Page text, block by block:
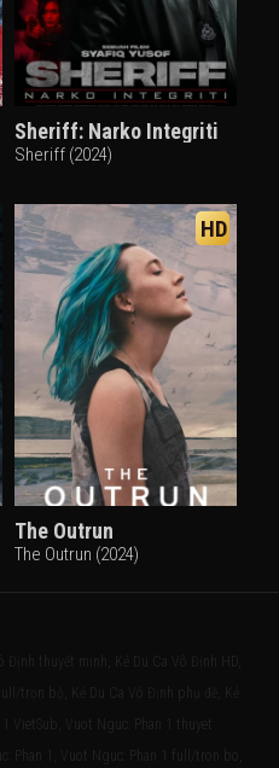
Sheriff: Narko Integriti
Sheriff (2024)
HD
The Outrun
The Outrun (2024)
Định thuyết minh, Kẻ Du Ca Vô Định HD,
trọn bộ, Kẻ Du Ca Vô Định phụ đề, Kẻ
VietSub, Vuot Nguc: Phan 1 thuyet
Phan 1, Vuot Nguc: Phan 1 full/tron bo,